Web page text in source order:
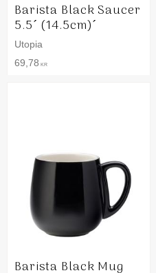
Barista Black Saucer
5.5´ (14.5cm)´
Utopia
69,78 KR
Barista Black Mug